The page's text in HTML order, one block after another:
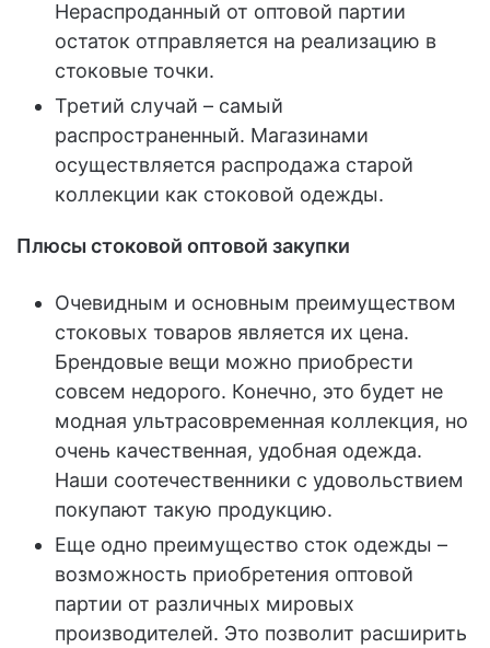
Нераспроданный от оптовой партии
остаток отправляется на реализацию в
стоковые точки.
Третий случай – самый
распространенный. Магазинами
осуществляется распродажа старой
коллекции как стоковой одежды.
Плюсы стоковой оптовой закупки
Очевидным и основным преимуществом
стоковых товаров является их цена.
Брендовые вещи можно приобрести
совсем недорого. Конечно, это будет не
модная ультрасовременная коллекция, но
очень качественная, удобная одежда.
Наши соотечественники с удовольствием
покупают такую продукцию.
Еще одно преимущество сток одежды –
возможность приобретения оптовой
партии от различных мировых
производителей. Это позволит расширить